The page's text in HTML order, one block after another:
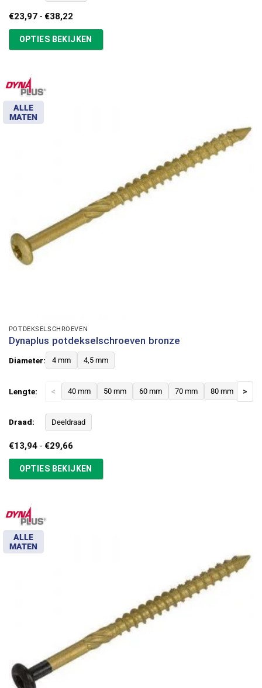
€23,97 - €38,22Prijsklasse:
tot
€38,22
OPTIES BEKIJKEN
ALLE
MATEN
POTDEKSELSCHROEVEN
Dynaplus potdekselschroeven bronze
Diameter: 4 mm 4,5 mm
Lengte: < 40 mm 50 mm 60 mm 70 mm 80 mm >
Draad: Deeldraad
€13,94 - €29,66Prijsklasse:
tot
€29,66
OPTIES BEKIJKEN
ALLE
MATEN